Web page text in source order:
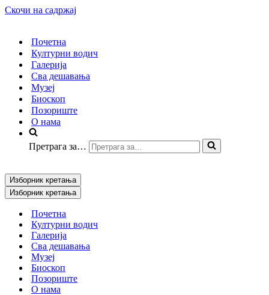
Скочи на садржај
Почетна
Културни водич
Галерија
Сва дешавања
Музеј
Биоскоп
Позориште
О нама
Претрага за…
Изборник кретања
Изборник кретања
Почетна
Културни водич
Галерија
Сва дешавања
Музеј
Биоскоп
Позориште
О нама